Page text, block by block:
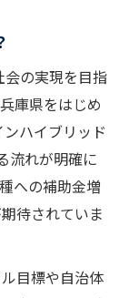
の実現を目指
庫県をはじめ
ハイブリッド
流れが明確に
への補助金増
待されていま
目標や自治体